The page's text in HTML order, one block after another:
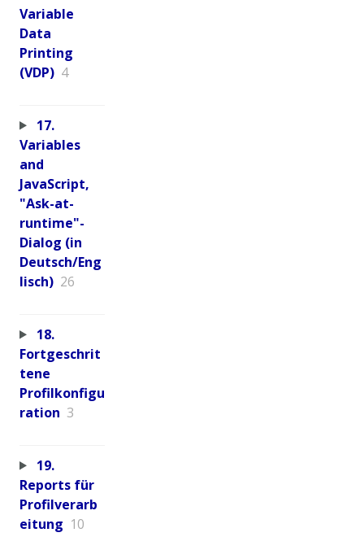
Variable
Data
Printing
(VDP) 4
17.
Variables
and
JavaScript,
"Ask-at-
runtime"-
Dialog (in
Deutsch/Eng
lisch) 26
18.
Fortgeschrit
tene
Profilkonfigu
ration 3
19.
Reports für
Profilverarb
eitung 10